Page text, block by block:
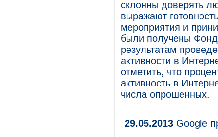
склонны доверять
выражают
мероприятия и
были получены
результатам
активности в
отметить, что
активность в
числа опрошенных.
29.05.2013 Google